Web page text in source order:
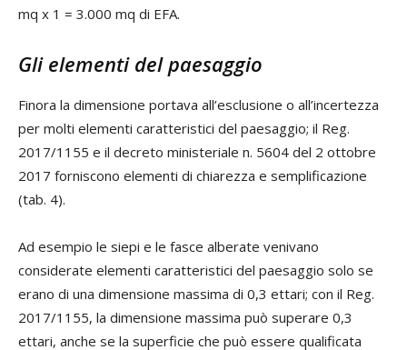
mq x 1 = 3.000 mq di EFA.
Gli elementi del paesaggio
Finora la dimensione portava all’esclusione o all’incertezza
per molti elementi caratteristici del paesaggio; il Reg.
2017/1155 e il decreto ministeriale n. 5604 del 2 ottobre
2017 forniscono elementi di chiarezza e semplificazione
(tab. 4).
Ad esempio le siepi e le fasce alberate venivano
considerate elementi caratteristici del paesaggio solo se
erano di una dimensione massima di 0,3 ettari; con il Reg.
2017/1155, la dimensione massima può superare 0,3
ettari, anche se la superficie che può essere qualificata